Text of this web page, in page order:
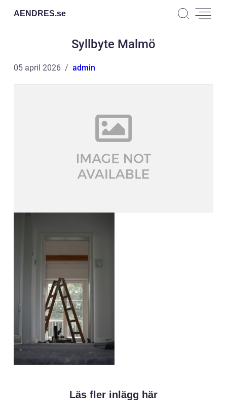
AENDRES.se
Syllbyte Malmö
05 april 2026 admin
Läs fler inlägg här